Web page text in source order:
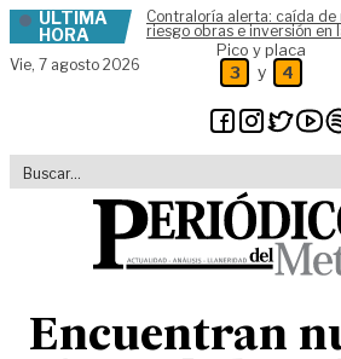
Skip to content
ÚLTIMA
HORA
Contraloría alerta: caída de
riesgo obras e inversión en
Vie, 7 agosto 2026
Pico y placa
3 y 4
Encuentran